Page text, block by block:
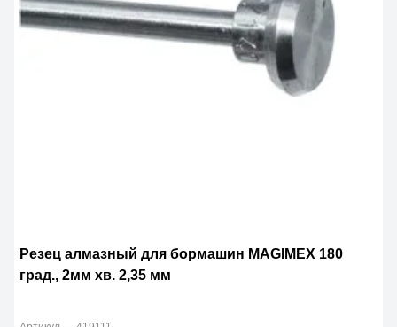
Резец алмазный для бормашин MAGIMЕX 180
град., 2мм хв. 2,35 мм